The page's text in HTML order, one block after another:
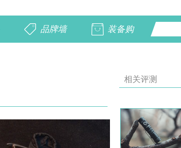
品牌墙 装备购
相关评测